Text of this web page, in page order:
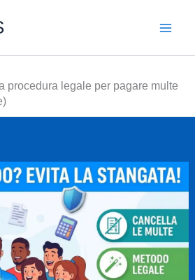
procedura legale per pagare multe